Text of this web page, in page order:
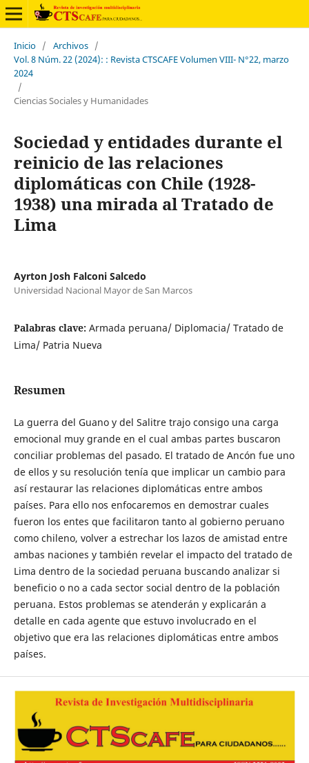
Inicio / Archivos /
Vol. 8 Núm. 22 (2024): : Revista CTSCAFE Volumen VIII- N°22, marzo
2024
/
Ciencias Sociales y Humanidades
Sociedad y entidades durante el
reinicio de las relaciones
diplomáticas con Chile (1928-
1938) una mirada al Tratado de
Lima
Ayrton Josh Falconi Salcedo
Universidad Nacional Mayor de San Marcos
Palabras clave: Armada peruana/ Diplomacia/ Tratado de
Lima/ Patria Nueva
Resumen
La guerra del Guano y del Salitre trajo consigo una carga
emocional muy grande en el cual ambas partes buscaron
conciliar problemas del pasado. El tratado de Ancón fue uno
de ellos y su resolución tenía que implicar un cambio para
así restaurar las relaciones diplomáticas entre ambos
países. Para ello nos enfocaremos en demostrar cuales
fueron los entes que facilitaron tanto al gobierno peruano
como chileno, volver a estrechar los lazos de amistad entre
ambas naciones y también revelar el impacto del tratado de
Lima dentro de la sociedad peruana buscando analizar si
beneficio o no a cada sector social dentro de la población
peruana. Estos problemas se atenderán y explicarán a
detalle en cada agente que estuvo involucrado en el
objetivo que era las relaciones diplomáticas entre ambos
países.